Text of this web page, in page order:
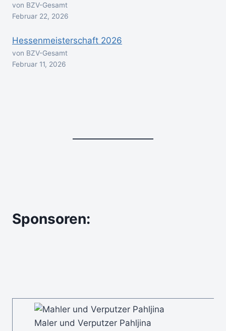
von BZV-Gesamt
Februar 22, 2026
Hessenmeisterschaft 2026
von BZV-Gesamt
Februar 11, 2026
Sponsoren:
Maler und Verputzer Pahljina